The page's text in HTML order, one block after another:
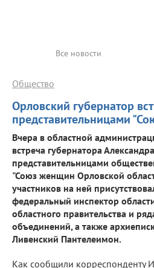
Все новости
Орловский губернатор
представительницами
Общество
Вчера в областной
встреча губернатора
представительницами
"Союз женщин Орловской
участников на ней
федеральный инспектор
областного правительства и
объединений, а также
Ливенский Пантелеимон.
Как сообщили корреспонденту